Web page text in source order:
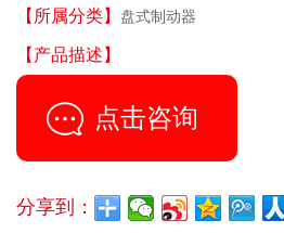
【所属分类】 盘式制动器
【产品描述】
...
点击咨询
分享到：